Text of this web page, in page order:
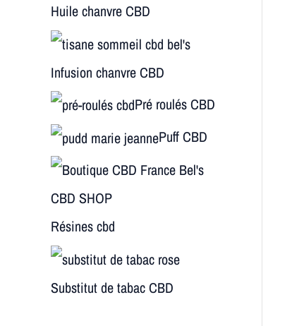
Huile chanvre CBD
Infusion chanvre CBD
Pré roulés CBD
Puff CBD
Résines cbd
Substitut de tabac CBD